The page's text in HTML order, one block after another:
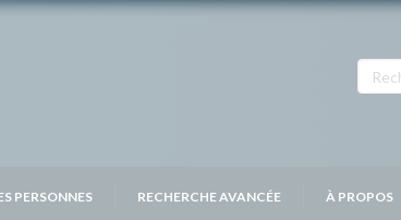
PERSONNES RECHERCHE AVANCÉE À PROPOS